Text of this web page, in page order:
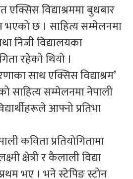
एक्सिस विद्याश्रममा बुधबार
भएको छ । साहित्य सम्मेलनमा
निजी विद्यालयका
रहेको थियो ।
साथ एक्सिस विद्याश्रम’
साहित्य सम्मेलनमा नेपाली
आफ्नो प्रतिभा
कविता प्रतियोगितामा
क्षेत्री र कैलाली विद्या
भए । भने स्टेपिङ स्टोन